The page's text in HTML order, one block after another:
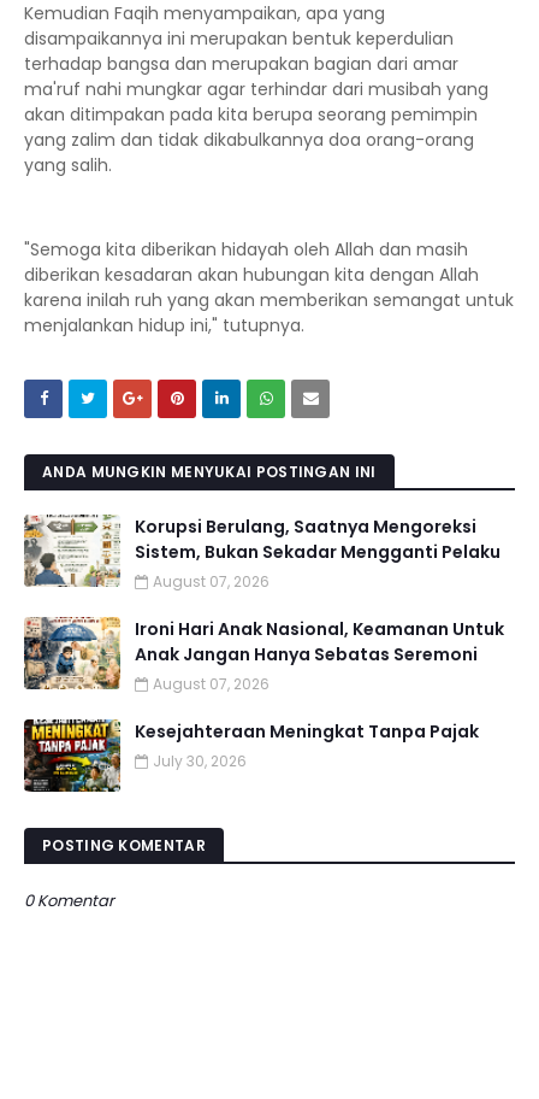
Kemudian Faqih menyampaikan, apa yang
disampaikannya ini merupakan bentuk keperdulian
terhadap bangsa dan merupakan bagian dari amar
ma'ruf nahi mungkar agar terhindar dari musibah yang
akan ditimpakan pada kita berupa seorang pemimpin
yang zalim dan tidak dikabulkannya doa orang-orang
yang salih.
"Semoga kita diberikan hidayah oleh Allah dan masih
diberikan kesadaran akan hubungan kita dengan Allah
karena inilah ruh yang akan memberikan semangat untuk
menjalankan hidup ini," tutupnya.
ANDA MUNGKIN MENYUKAI POSTINGAN INI
Korupsi Berulang, Saatnya Mengoreksi
Sistem, Bukan Sekadar Mengganti Pelaku
August 07, 2026
Ironi Hari Anak Nasional, Keamanan Untuk
Anak Jangan Hanya Sebatas Seremoni
August 07, 2026
Kesejahteraan Meningkat Tanpa Pajak
July 30, 2026
POSTING KOMENTAR
0 Komentar